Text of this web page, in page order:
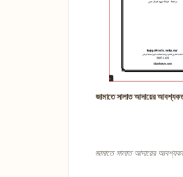
জামাতে সালাত আদায়ের
জামাতে সালাত আদায়ের